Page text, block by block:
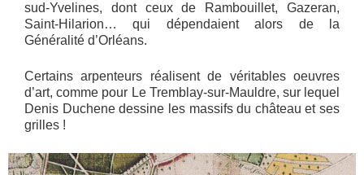
sud-Yvelines, dont ceux de Rambouillet, Gazeran,
Saint-Hilarion… qui dépendaient alors de la
Généralité d’Orléans.
Certains arpenteurs réalisent de véritables oeuvres
d’art, comme pour Le Tremblay-sur-Mauldre, sur lequel
Denis Duchene dessine les massifs du château et ses
grilles !